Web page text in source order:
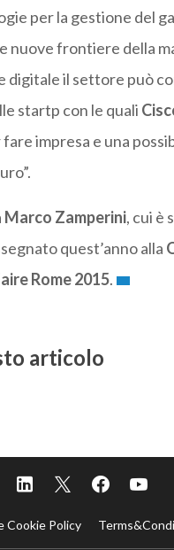
per la gestione del
nuove frontiere della
digitale il settore può
startp con le quali
impresa e una
Marco Zamperini, cui è
quest’anno alla
Rome 2015.
articolo
Cookie Policy